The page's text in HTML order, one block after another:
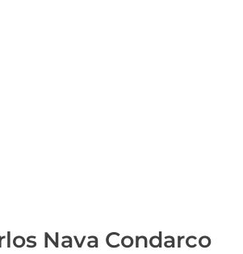
Nava Condarco